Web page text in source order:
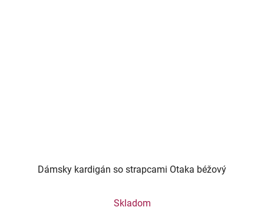
Dámsky kardigán so strapcami Otaka béžový
Skladom